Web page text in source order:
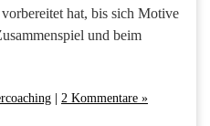
hat, bis sich Motive
und beim
2 Kommentare »